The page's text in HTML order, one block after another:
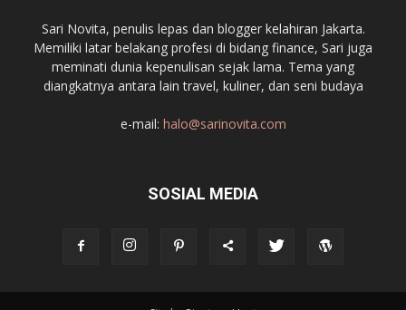
Sari Novita, penulis lepas dan blogger kelahiran Jakarta.
Memiliki latar belakang profesi di bidang finance, Sari juga
meminati dunia kepenulisan sejak lama. Tema yang
diangkatnya antara lain travel, kuliner, dan seni budaya
e-mail: halo@sarinovita.com
SOSIAL MEDIA